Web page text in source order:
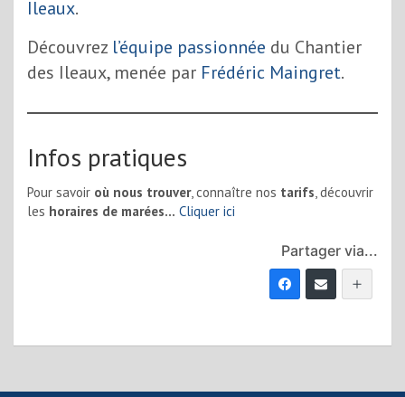
Ileaux.
Découvrez l’équipe passionnée du Chantier
des Ileaux, menée par Frédéric Maingret.
Infos pratiques
Pour savoir où nous trouver, connaître nos tarifs, découvrir
les horaires de marées… Cliquer ici
Partager via...